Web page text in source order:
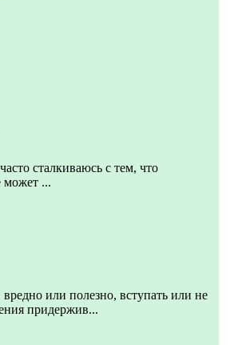
сталкиваюсь с тем, что
может ...
или полезно, вступать или не
придержив...